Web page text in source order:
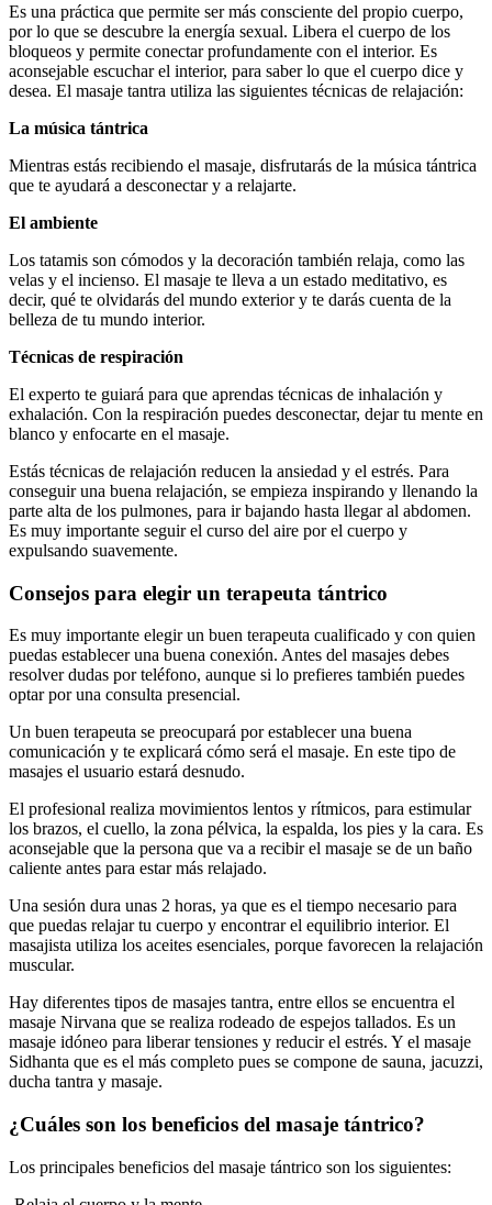
Es una práctica que permite ser más consciente del propio cuerpo,
por lo que se descubre la energía sexual. Libera el cuerpo de los
bloqueos y permite conectar profundamente con el interior. Es
aconsejable escuchar el interior, para saber lo que el cuerpo dice y
desea. El masaje tantra utiliza las siguientes técnicas de relajación:
La música tántrica
Mientras estás recibiendo el masaje, disfrutarás de la música tántrica
que te ayudará a desconectar y a relajarte.
El ambiente
Los tatamis son cómodos y la decoración también relaja, como las
velas y el incienso. El masaje te lleva a un estado meditativo, es
decir, qué te olvidarás del mundo exterior y te darás cuenta de la
belleza de tu mundo interior.
Técnicas de respiración
El experto te guiará para que aprendas técnicas de inhalación y
exhalación. Con la respiración puedes desconectar, dejar tu mente en
blanco y enfocarte en el masaje.
Estás técnicas de relajación reducen la ansiedad y el estrés. Para
conseguir una buena relajación, se empieza inspirando y llenando la
parte alta de los pulmones, para ir bajando hasta llegar al abdomen.
Es muy importante seguir el curso del aire por el cuerpo y
expulsando suavemente.
Consejos para elegir un terapeuta tántrico
Es muy importante elegir un buen terapeuta cualificado y con quien
puedas establecer una buena conexión. Antes del masajes debes
resolver dudas por teléfono, aunque si lo prefieres también puedes
optar por una consulta presencial.
Un buen terapeuta se preocupará por establecer una buena
comunicación y te explicará cómo será el masaje. En este tipo de
masajes el usuario estará desnudo.
El profesional realiza movimientos lentos y rítmicos, para estimular
los brazos, el cuello, la zona pélvica, la espalda, los pies y la cara. Es
aconsejable que la persona que va a recibir el masaje se de un baño
caliente antes para estar más relajado.
Una sesión dura unas 2 horas, ya que es el tiempo necesario para
que puedas relajar tu cuerpo y encontrar el equilibrio interior. El
masajista utiliza los aceites esenciales, porque favorecen la relajación
muscular.
Hay diferentes tipos de masajes tantra, entre ellos se encuentra el
masaje Nirvana que se realiza rodeado de espejos tallados. Es un
masaje idóneo para liberar tensiones y reducir el estrés. Y el masaje
Sidhanta que es el más completo pues se compone de sauna, jacuzzi,
ducha tantra y masaje.
¿Cuáles son los beneficios del masaje tántrico?
Los principales beneficios del masaje tántrico son los siguientes: